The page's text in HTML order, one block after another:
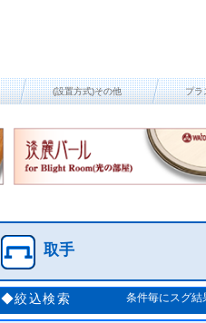
(設置方式)その他 プラ
取手
◆絞込検索 条件毎にスグ結